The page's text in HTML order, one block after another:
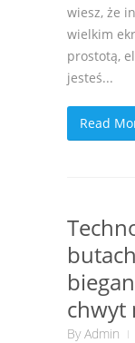
wiesz, że
wielkim
prostotą,
jesteś...
Read
chwyt
ByAdmin